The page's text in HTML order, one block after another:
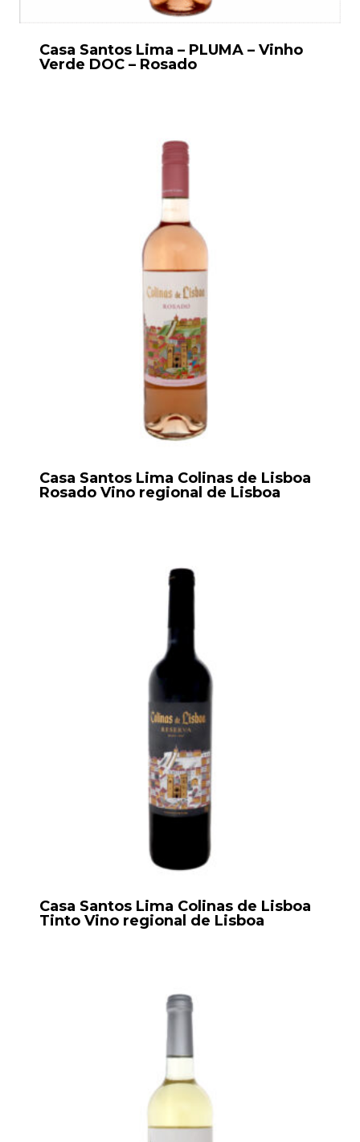
Casa Santos Lima – PLUMA – Vinho
Verde DOC – Rosado
Casa Santos Lima Colinas de Lisboa
Rosado Vino regional de Lisboa
Casa Santos Lima Colinas de Lisboa
Tinto Vino regional de Lisboa